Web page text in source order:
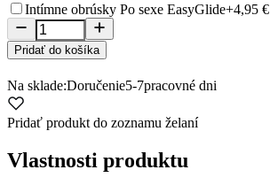
Intímne obrúsky Po sexe EasyGlide+4,95 €
Pridať do košíka
Na sklade:Doručenie5-7pracovné dni
Pridať produkt do zoznamu želaní
Vlastnosti produktu